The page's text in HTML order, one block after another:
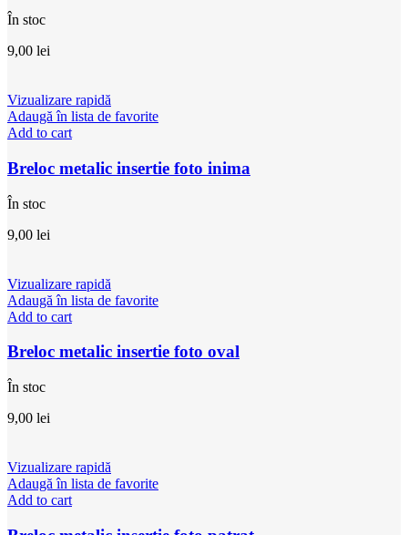
În stoc
9,00 lei
Vizualizare rapidă
Adaugă în lista de favorite
Add to cart
Breloc metalic insertie foto inima
În stoc
9,00 lei
Vizualizare rapidă
Adaugă în lista de favorite
Add to cart
Breloc metalic insertie foto oval
În stoc
9,00 lei
Vizualizare rapidă
Adaugă în lista de favorite
Add to cart